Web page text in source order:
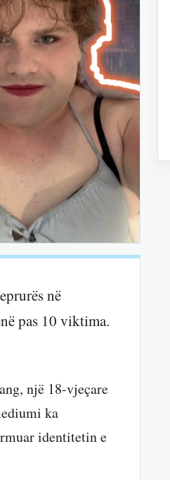
në
pas 10 viktima.
një 18-vjeçare
ka
identitetin e